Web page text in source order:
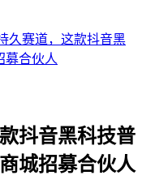
久赛道，这款抖音黑
募合伙人
抖音黑科技普
城招募合伙人